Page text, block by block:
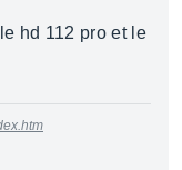
hd 112 pro et le